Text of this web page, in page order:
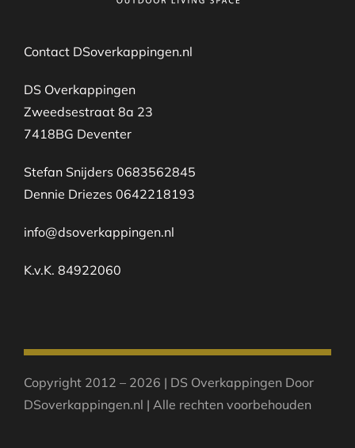
Contact DSoverkappingen.nl
DS Overkappingen
Zweedsestraat 8a 23
7418BG Deventer
Stefan Snijders 0683562845
Dennie Driezes 0642218193
info@dsoverkappingen.nl
K.v.K. 84922060
Copyright 2012 – 2026 | DS Overkappingen Door
DSoverkappingen.nl | Alle rechten voorbehouden